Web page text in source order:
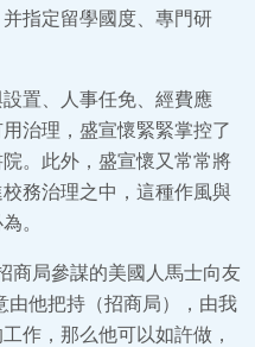
指定留學國度、專門研
置、人事任免、經費應
治理，盛宣懷緊緊掌控了
。此外，盛宣懷又常常將
務治理之中，這種作風與
。
商局參謀的美國人馬士向友
由他把持（招商局），由我
作，那么他可以如許做，